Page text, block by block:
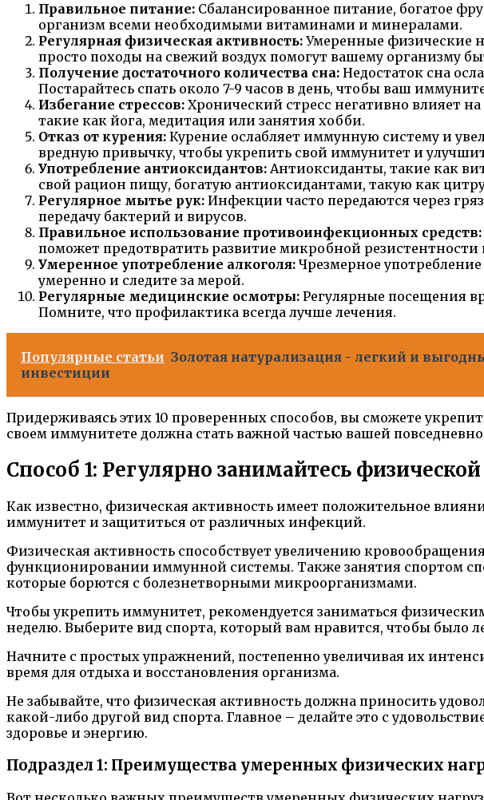
Правильное питание: Сбалансированное питание, богатое
организм всеми необходимыми витаминами и минералами.
Регулярная физическая активность: Умеренные физические
просто походы на свежий воздух помогут вашему организму
Получение достаточного количества сна: Недостаток сна
Постарайтесь спать около 7-9 часов в день, чтобы ваш
Избегание стрессов: Хронический стресс негативно влияет
такие как йога, медитация или занятия хобби.
Отказ от курения: Курение ослабляет иммунную систему и
вредную привычку, чтобы укрепить свой иммунитет и
Употребление антиоксидантов: Антиоксиданты, такие как
свой рацион пищу, богатую антиоксидантами, такую как
Регулярное мытье рук: Инфекции часто передаются через
передачу бактерий и вирусов.
Правильное использование противоинфекционных средств:
поможет предотвратить развитие микробной резистентности
Умеренное употребление алкоголя: Чрезмерное
умеренно и следите за мерой.
Регулярные медицинские осмотры: Регулярные посещения
Помните, что профилактика всегда лучше лечения.
Популярные статьи Золотая натурализация - легкий и
инвестиции
Придерживаясь этих 10 проверенных способов, вы сможете
своем иммунитете должна стать важной частью вашей
Способ 1: Регулярно занимайтесь
Как известно, физическая активность имеет положительное
иммунитет и защититься от различных инфекций.
Физическая активность способствует увеличению
функционировании иммунной системы. Также занятия спортом
которые борются с болезнетворными микроорганизмами.
Чтобы укрепить иммунитет, рекомендуется заниматься
неделю. Выберите вид спорта, который вам нравится, чтобы было
Начните с простых упражнений, постепенно увеличивая их
время для отдыха и восстановления организма.
Не забывайте, что физическая активность должна приносить
какой-либо другой вид спорта. Главное – делайте это с
здоровье и энергию.
Подраздел 1: Преимущества умеренных физических